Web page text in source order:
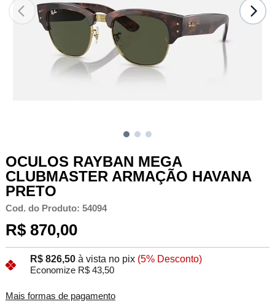
OCULOS RAYBAN MEGA
CLUBMASTER ARMAÇÃO HAVANA
PRETO
Cod. do Produto: 54094
R$ 870,00
R$ 826,50 à vista no pix (5% Desconto)
Economize R$ 43,50
Mais formas de pagamento